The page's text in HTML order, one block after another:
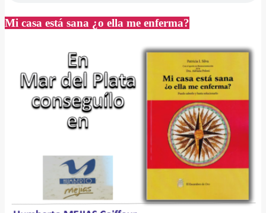
Mi casa está sana ¿o ella me enferma?